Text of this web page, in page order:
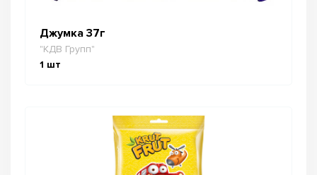
Джумка 37г
"КДВ Групп"
1 шт